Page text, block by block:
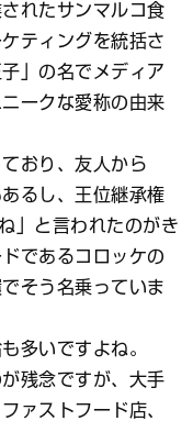
れたサンマルコ食
ティングを統括さ
」の名でメディア
ークな愛称の由来
おり、友人から
るし、王位継承権
」と言われたのがき
であるコロッケの
そう名乗っていま
多いですよね。
残念ですが、大手
ァストフード店、